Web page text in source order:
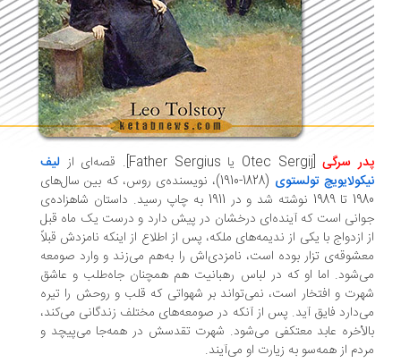
سرگی[Otec Sergij یا Father Sergius]. قصه‌ای از
لیف
تولستوی
(1828-1910)، نویسنده‌ی روس، که بین سال‌های
1980 تا 1989 نوشته شد و در 1911 به چاپ رسید. داستان شاهزاده‌ی
است که آینده‌ای درخشان در پیش دارد و درست یک ماه قبل
ازدواج با یکی از ندیمه‌های ملکه، پس از اطلاع از اینکه نامزدش قبلاً
تزار بوده است، نامزدی‌اش را به‌هم می‌زند و وارد صومعه
اما او که در لباس رهبانیت هم همچنان جاه‌طلب و عاشق
و افتخار است، نمی‌تواند بر شهواتی که قلب و روحش را تیره
فایق آید. پس از آنکه در صومعه‌های مختلف زندگانی می‌کند،
عابد معتکفی می‌شود. شهرت تقدسش در همه‌جا می‌پیچد و
از همه‌سو به زیارت او می‌آیند.